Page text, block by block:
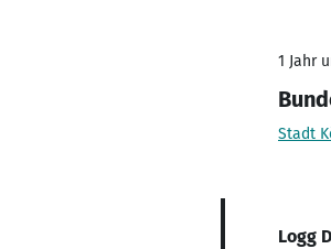
1 Jahr
Stadt
Logg